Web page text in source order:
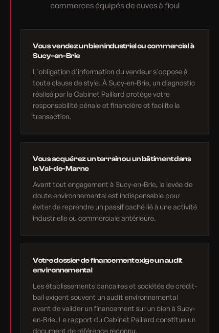
commerces équipés de cuves à fioul
Vous vendez un bien industriel ou commercial à
Sucy-en-Brie
L'obligation d'information du vendeur s'oppose à
toute clause de style. À Sucy-en-Brie, un diagnostic
réalisé par le Cabinet Paillard protège votre
responsabilité pénale et financière et facilite la
transaction.
Vous acquérez un terrain ou un bâtiment dans
le Val-de-Marne
Avant tout engagement à Sucy-en-Brie, la levée de
doute environnemental est indispensable pour
éviter de reprendre un passif caché lié à une activité
industrielle ou commerciale antérieure.
Votre dossier de financement exige un audit
environnemental
Les établissements bancaires et sociétés de crédit-
bail exigent souvent un audit environnemental
avant de valider un financement sur un bien à Sucy-
en-Brie. Le rapport du Cabinet Paillard constitue un
document de référence reconnu.